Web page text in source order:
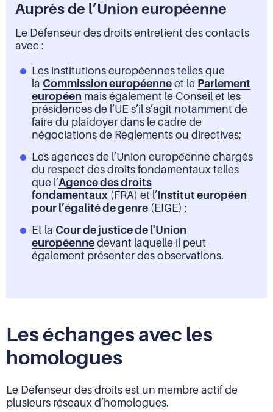
Auprès de l’Union européenne
Le Défenseur des droits entretient des contacts
avec :
Les institutions européennes telles que
la Commission européenne et le Parlement
européen mais également le Conseil et les
présidences de l’UE s’il s’agit notamment de
faire du plaidoyer dans le cadre de
négociations de Règlements ou directives;
Les agences de l’Union européenne chargés
du respect des droits fondamentaux telles
que l’Agence des droits
fondamentaux (FRA) et l’ Institut européen
pour l’égalité de genre (EIGE) ;
Et la Cour de justice de l'Union
européenne devant laquelle il peut
également présenter des observations.
Les échanges avec les
homologues
Le Défenseur des droits est un membre actif de
plusieurs réseaux d’homologues.